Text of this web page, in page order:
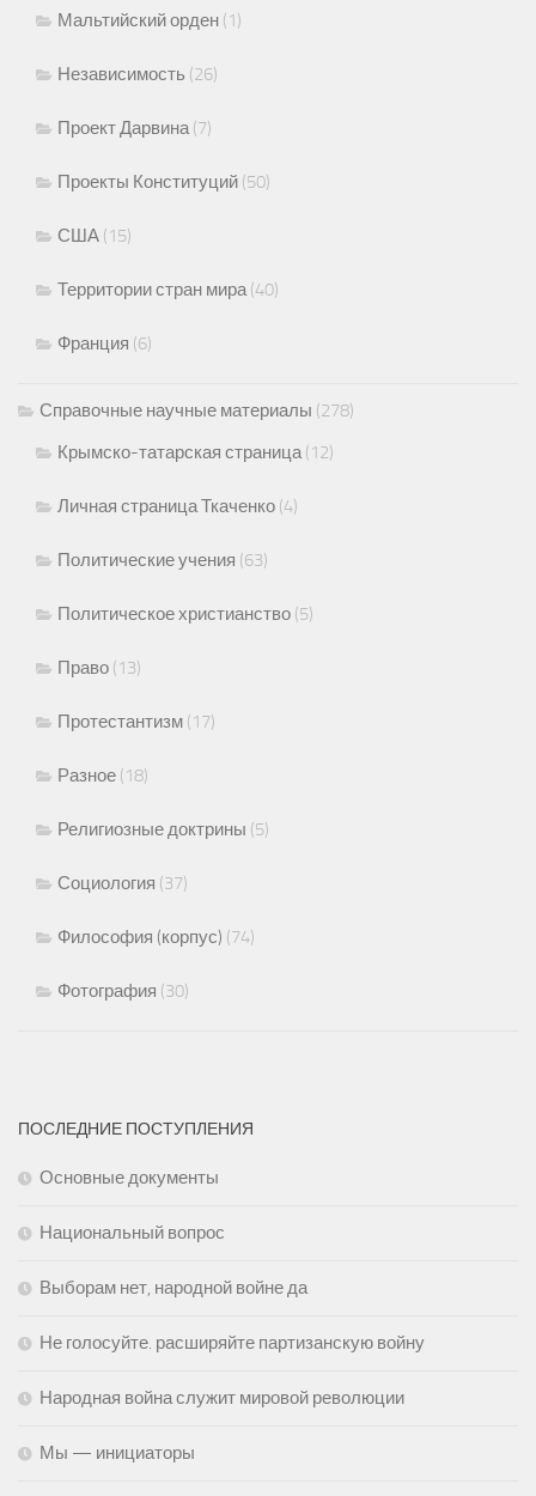
Мальтийский орден (1)
Независимость (26)
Проект Дарвина(7)
Проекты Конституций (50)
США (15)
Территории стран мира(40)
Франция (6)
Справочные научные материалы (278)
Крымско-татарская страница(12)
Личная страница Ткаченко (4)
Политические учения (63)
Политическое христианство (5)
Право (13)
Протестантизм (17)
Разное (18)
Религиозные доктрины (5)
Социология (37)
Философия (корпус) (74)
Фотография (30)
ПОСЛЕДНИЕ ПОСТУПЛЕНИЯ
Основные документы
Национальный вопрос
Выборам нет, народной войне да
Не голосуйте. расширяйте партизанскую войну
Народная война служит мировой революции
Мы — инициаторы